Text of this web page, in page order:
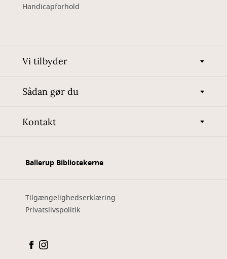
Handicapforhold
Vi tilbyder
Sådan gør du
Kontakt
Ballerup Bibliotekerne
Tilgængelighedserklæring
Privatslivspolitik